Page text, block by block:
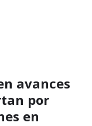
avances
por
en